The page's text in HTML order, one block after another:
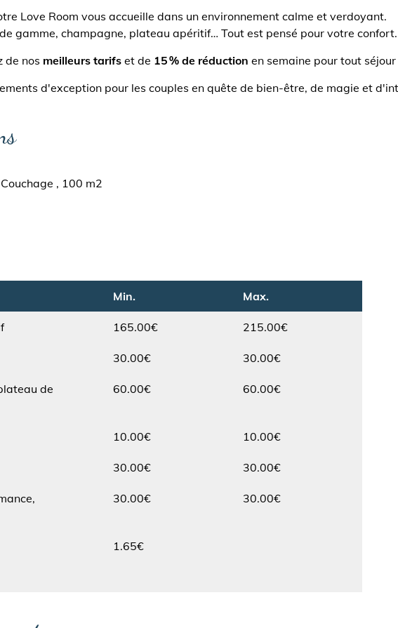
Love Room vous accueille dans un environnement calme et verdoyant.
gamme, champagne, plateau apéritif… Tout est pensé pour votre confort.
de nos meilleurs tarifs et de 15 % de réduction en semaine pour tout
d'exception pour les couples en quête de bien-être, de magie et
100 m2
Min.
165.00€
Max.
215.00€
30.00€
30.00€
de
60.00€ 60.00€
10.00€
10.00€
30.00€
30.00€
30.00€ 30.00€
1.65€